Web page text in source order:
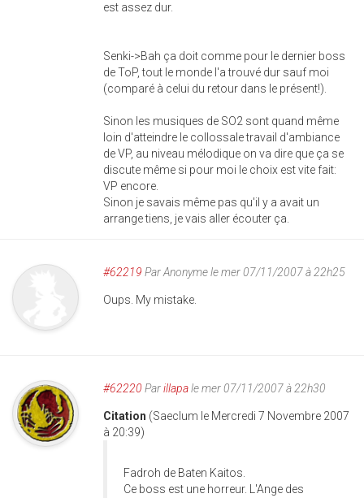
est assez dur.
Senki->Bah ça doit comme pour le dernier boss
de ToP, tout le monde l'a trouvé dur sauf moi
(comparé à celui du retour dans le présent!).
Sinon les musiques de SO2 sont quand même
loin d'atteindre le collossale travail d'ambiance
de VP, au niveau mélodique on va dire que ça se
discute même si pour moi le choix est vite fait:
VP encore.
Sinon je savais même pas qu'il y a avait un
arrange tiens, je vais aller écouter ça.
#62219 ParAnonymele mer 07/11/2007 à 22h25
Oups. My mistake.
#62220 Parillapale mer 07/11/2007 à 22h30
Citation (Saeclum le Mercredi 7 Novembre 2007
à 20:39)
Fadroh de Baten Kaitos.
Ce boss est une horreur. L'Ange des